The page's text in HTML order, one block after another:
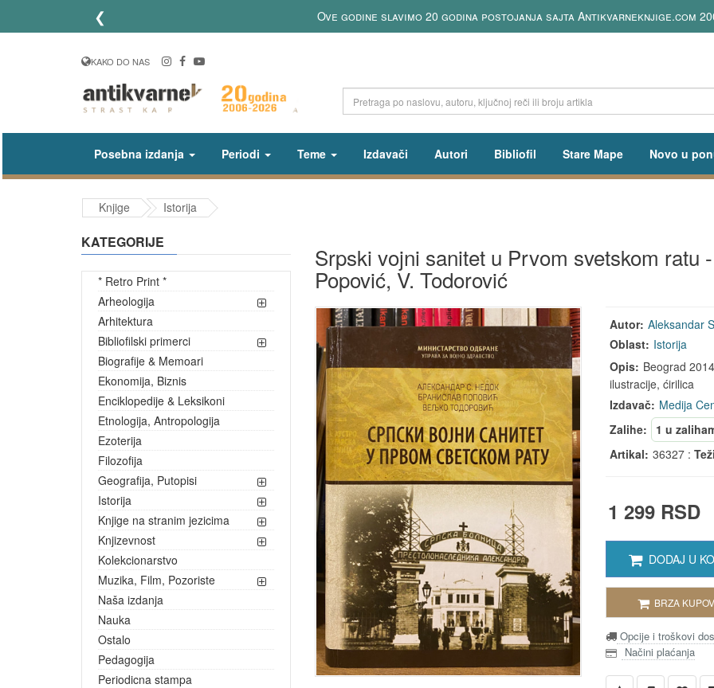
❮ Ove godine slavimo 20 godina postojanja sajta Antikvarneknjige.com
KAKO DO NAS
Posebna izdanja Periodi Teme Izdavači Autori Bibliofil Stare Mape Novo u
Knjige Istorija
KATEGORIJE
* Retro Print *
Arheologija
Arhitektura
Bibliofilski primerci
Biografije & Memoari
Ekonomija, Biznis
Enciklopedije & Leksikoni
Etnologija, Antropologija
Ezoterija
Filozofija
Geografija, Putopisi
Istorija
Knjige na stranim jezicima
Knjizevnost
Kolekcionarstvo
Muzika, Film, Pozoriste
Naša izdanja
Nauka
Ostalo
Pedagogija
Periodicna stampa
Srpski vojni sanitet u Prvom svetskom ratu
Popović, V. Todorović
Autor: Aleksandar
Oblast: Istorija
Opis: Beograd
ilustracije, ćirilica
Izdavač: Medija
Zalihe:
1 u
Artikal: 36327 :
1 299 RSD
DODAJ U
BRZA
Opcije i troškovi
Načini plaćanja